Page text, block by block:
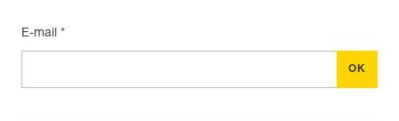
E-mail *